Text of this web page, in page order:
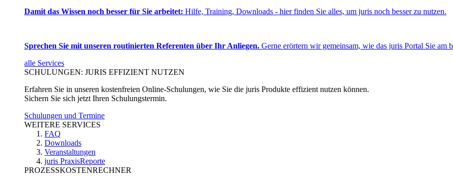
Damit das Wissen noch besser für Sie arbeitet: Hilfe, Training, Downloads - hier finden Sie alles, um juris noch besser zu nutzen.
Sprechen Sie mit unseren routinierten Referenten über Ihr Anliegen. Gerne erörtern wir gemeinsam, wie das juris Portal Sie am
alle Services
SCHULUNGEN: JURIS EFFIZIENT NUTZEN
Erfahren Sie in unseren kostenfreien Online-Schulungen, wie Sie die juris Produkte effizient nutzen können.
Sichern Sie sich jetzt Ihren Schulungstermin.
Schulungen und Termine
WEITERE SERVICES
FAQ
Downloads
Veranstaltungen
juris PraxisReporte
PROZESSKOSTENRECHNER